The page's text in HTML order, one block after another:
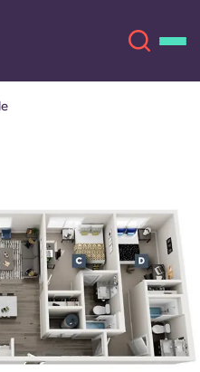
Español
Deutsch
French